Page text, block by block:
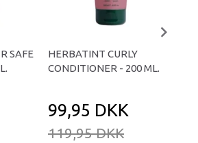
SAFE
HERBATINT CURLY
CONDITIONER - 200 ML.
99,95 DKK
119,95 DKK